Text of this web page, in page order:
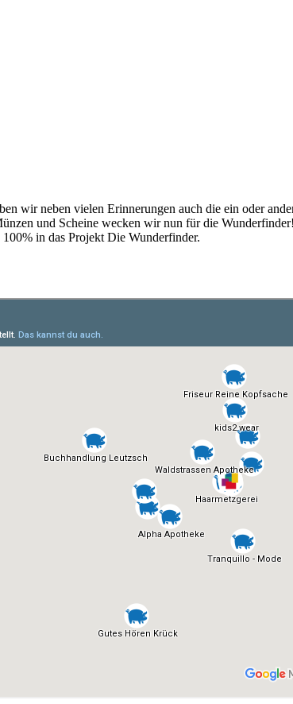
wir neben vielen Erinnerungen auch die ein oder
und Scheine wecken wir nun für die
in das Projekt Die Wunderfinder.